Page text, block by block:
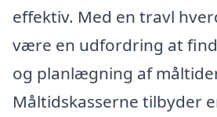
effektiv. Med en travl
være en udfordring at
og planlægning af
Måltidskasserne tilbyder